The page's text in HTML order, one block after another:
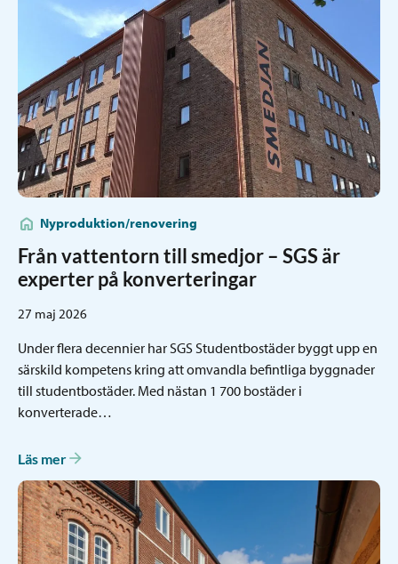
Nyproduktion/renovering
Från vattentorn till smedjor – SGS är
experter på konverteringar
27 maj 2026
Under flera decennier har SGS Studentbostäder byggt upp en
särskild kompetens kring att omvandla befintliga byggnader
till studentbostäder. Med nästan 1 700 bostäder i
konverterade…
Läs mer